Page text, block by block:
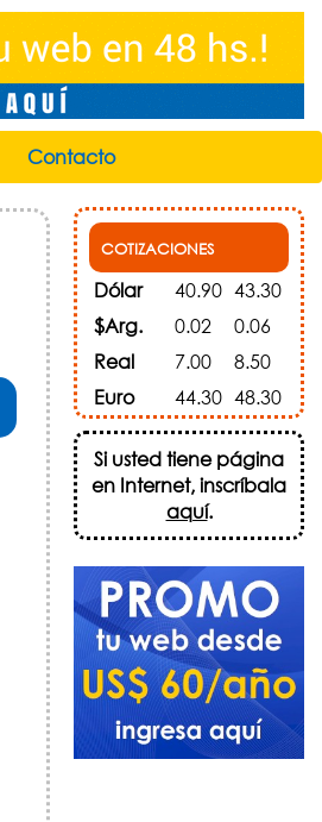
Contacto
COTIZACIONES
Dólar 40.90 43.30
$Arg.
0.02
0.06
Real
7.00
8.50
Euro
44.30 48.30
Si usted tiene página
en Internet, inscríbala
aquí.